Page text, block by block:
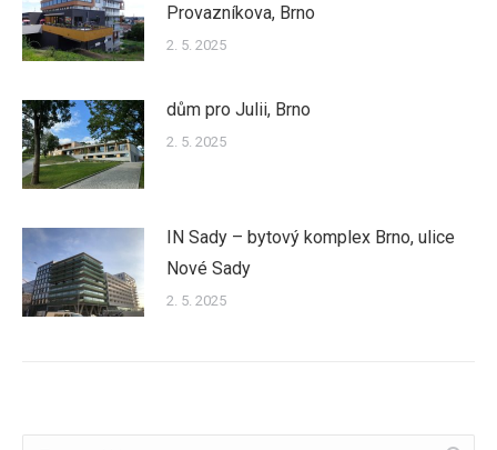
Provazníkova, Brno
2. 5. 2025
dům pro Julii, Brno
2. 5. 2025
IN Sady – bytový komplex Brno, ulice
Nové Sady
2. 5. 2025